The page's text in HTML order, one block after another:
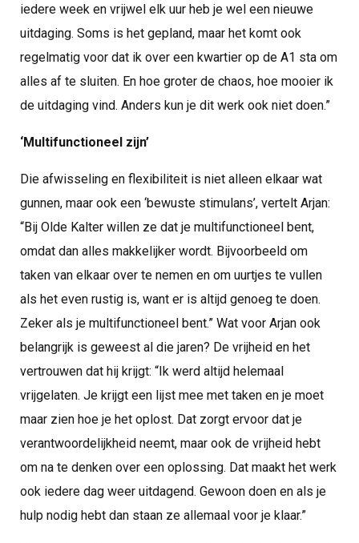
iedere week en vrijwel elk uur heb je wel een nieuwe
uitdaging. Soms is het gepland, maar het komt ook
regelmatig voor dat ik over een kwartier op de A1 sta om
alles af te sluiten. En hoe groter de chaos, hoe mooier ik
de uitdaging vind. Anders kun je dit werk ook niet doen.”
‘Multifunctioneel zijn’
Die afwisseling en flexibiliteit is niet alleen elkaar wat
gunnen, maar ook een ‘bewuste stimulans’, vertelt Arjan:
“Bij Olde Kalter willen ze dat je multifunctioneel bent,
omdat dan alles makkelijker wordt. Bijvoorbeeld om
taken van elkaar over te nemen en om uurtjes te vullen
als het even rustig is, want er is altijd genoeg te doen.
Zeker als je multifunctioneel bent.” Wat voor Arjan ook
belangrijk is geweest al die jaren? De vrijheid en het
vertrouwen dat hij krijgt: “Ik werd altijd helemaal
vrijgelaten. Je krijgt een lijst mee met taken en je moet
maar zien hoe je het oplost. Dat zorgt ervoor dat je
verantwoordelijkheid neemt, maar ook de vrijheid hebt
om na te denken over een oplossing. Dat maakt het werk
ook iedere dag weer uitdagend. Gewoon doen en als je
hulp nodig hebt dan staan ze allemaal voor je klaar.”